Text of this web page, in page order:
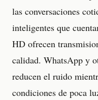
las conversaciones
inteligentes que
HD ofrecen
calidad. WhatsApp y
reducen el ruido
condiciones de poca